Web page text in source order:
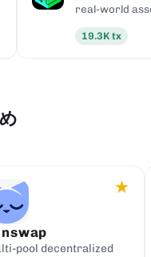
real-world
19.3K tx
★
pool decentralized